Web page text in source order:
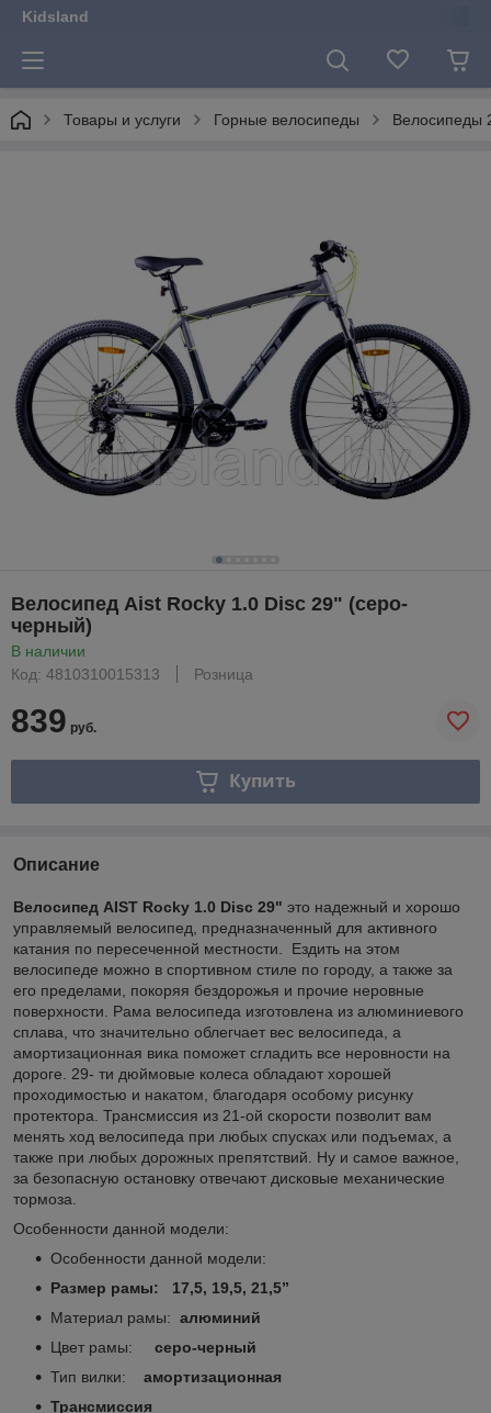
Kidsland
Товары и услуги Горные велосипеды Велосипеды
Велосипед Aist Rocky 1.0 Disc 29" (серо-
черный)
В наличии
Код: 4810310015313
Розница
839 руб.
Купить
Описание
Велосипед AIST Rocky 1.0 Disc 29" это надежный и хорошо
управляемый велосипед, предназначенный для активного
катания по пересеченной местности. Ездить на этом
велосипеде можно в спортивном стиле по городу, а также за
его пределами, покоряя бездорожья и прочие неровные
поверхности. Рама велосипеда изготовлена из алюминиевого
сплава, что значительно облегчает вес велосипеда, а
амортизационная вика поможет сгладить все неровности на
дороге. 29- ти дюймовые колеса обладают хорошей
проходимостью и накатом, благодаря особому рисунку
протектора. Трансмиссия из 21-ой скорости позволит вам
менять ход велосипеда при любых спусках или подъемах, а
также при любых дорожных препятствий. Ну и самое важное,
за безопасную остановку отвечают дисковые механические
тормоза.
Особенности данной модели:
Особенности данной модели:
Размер рамы: 17,5, 19,5, 21,5”
Материал рамы: алюминий
Цвет рамы: серо-черный
Тип вилки: амортизационная
Трансмиссия